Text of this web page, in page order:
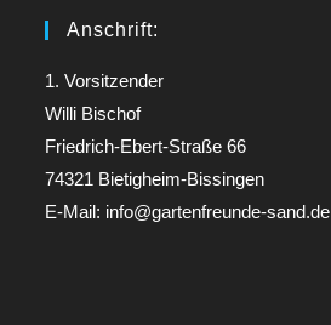
Anschrift:
1. Vorsitzender
Willi Bischof
Friedrich-Ebert-Straße 66
74321 Bietigheim-Bissingen
E-Mail: info@gartenfreunde-sand.de